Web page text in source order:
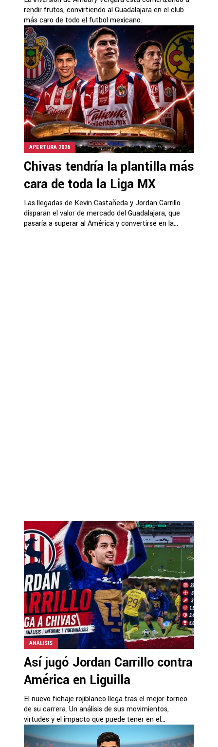
rendir frutos, convirtiendo al Guadalajara en el club
más caro de todo el futbol mexicano.
APERTURA 2026
Chivas tendría la plantilla más
cara de toda la Liga MX
Las llegadas de Kevin Castañeda y Jordan Carrillo
disparan el valor de mercado del Guadalajara, que
pasaría a superar al América y convertirse en la...
ANÁLISIS
Así jugó Jordan Carrillo contra
América en Liguilla
El nuevo fichaje rojiblanco llega tras el mejor torneo
de su carrera. Un análisis de sus movimientos,
virtudes y el impacto que puede tener en el...